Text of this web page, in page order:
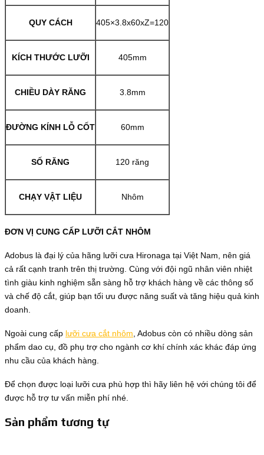
QUY CÁCH 405×3.8x60xZ=120
KÍCH THƯỚC LƯỠI 405mm
CHIỀU DÀY RĂNG 3.8mm
ĐƯỜNG KÍNH LỖ CỐT 60mm
SỐ RĂNG 120 răng
CHẠY VẬT LIỆU Nhôm
ĐƠN VỊ CUNG CẤP LƯỠI CẮT NHÔM
Adobus là đại lý của hãng lưỡi cưa Hironaga tại Việt Nam, nên giá
cả rất cạnh tranh trên thị trường. Cùng với đội ngũ nhân viên nhiệt
tình giàu kinh nghiệm sẵn sàng hỗ trợ khách hàng về các thông số
và chế độ cắt, giúp bạn tối ưu được năng suất và tăng hiệu quả kinh
doanh.
Ngoài cung cấp lưỡi cưa cắt nhôm , Adobus còn có nhiều dòng sản
phẩm dao cụ, đồ phụ trợ cho ngành cơ khí chính xác khác đáp ứng
nhu cầu của khách hàng.
Để chọn được loại lưỡi cưa phù hợp thì hãy liên hệ với chúng tôi để
được hỗ trợ tư vấn miễn phí nhé.
Sản phẩm tương tự